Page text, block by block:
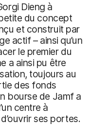
Dieng à
du concept
et construit par
actif – ainsi qu’un
le premier du
a ainsi pu être
toujours au
des fonds
bourse de Jamf a
centre à
ses portes.